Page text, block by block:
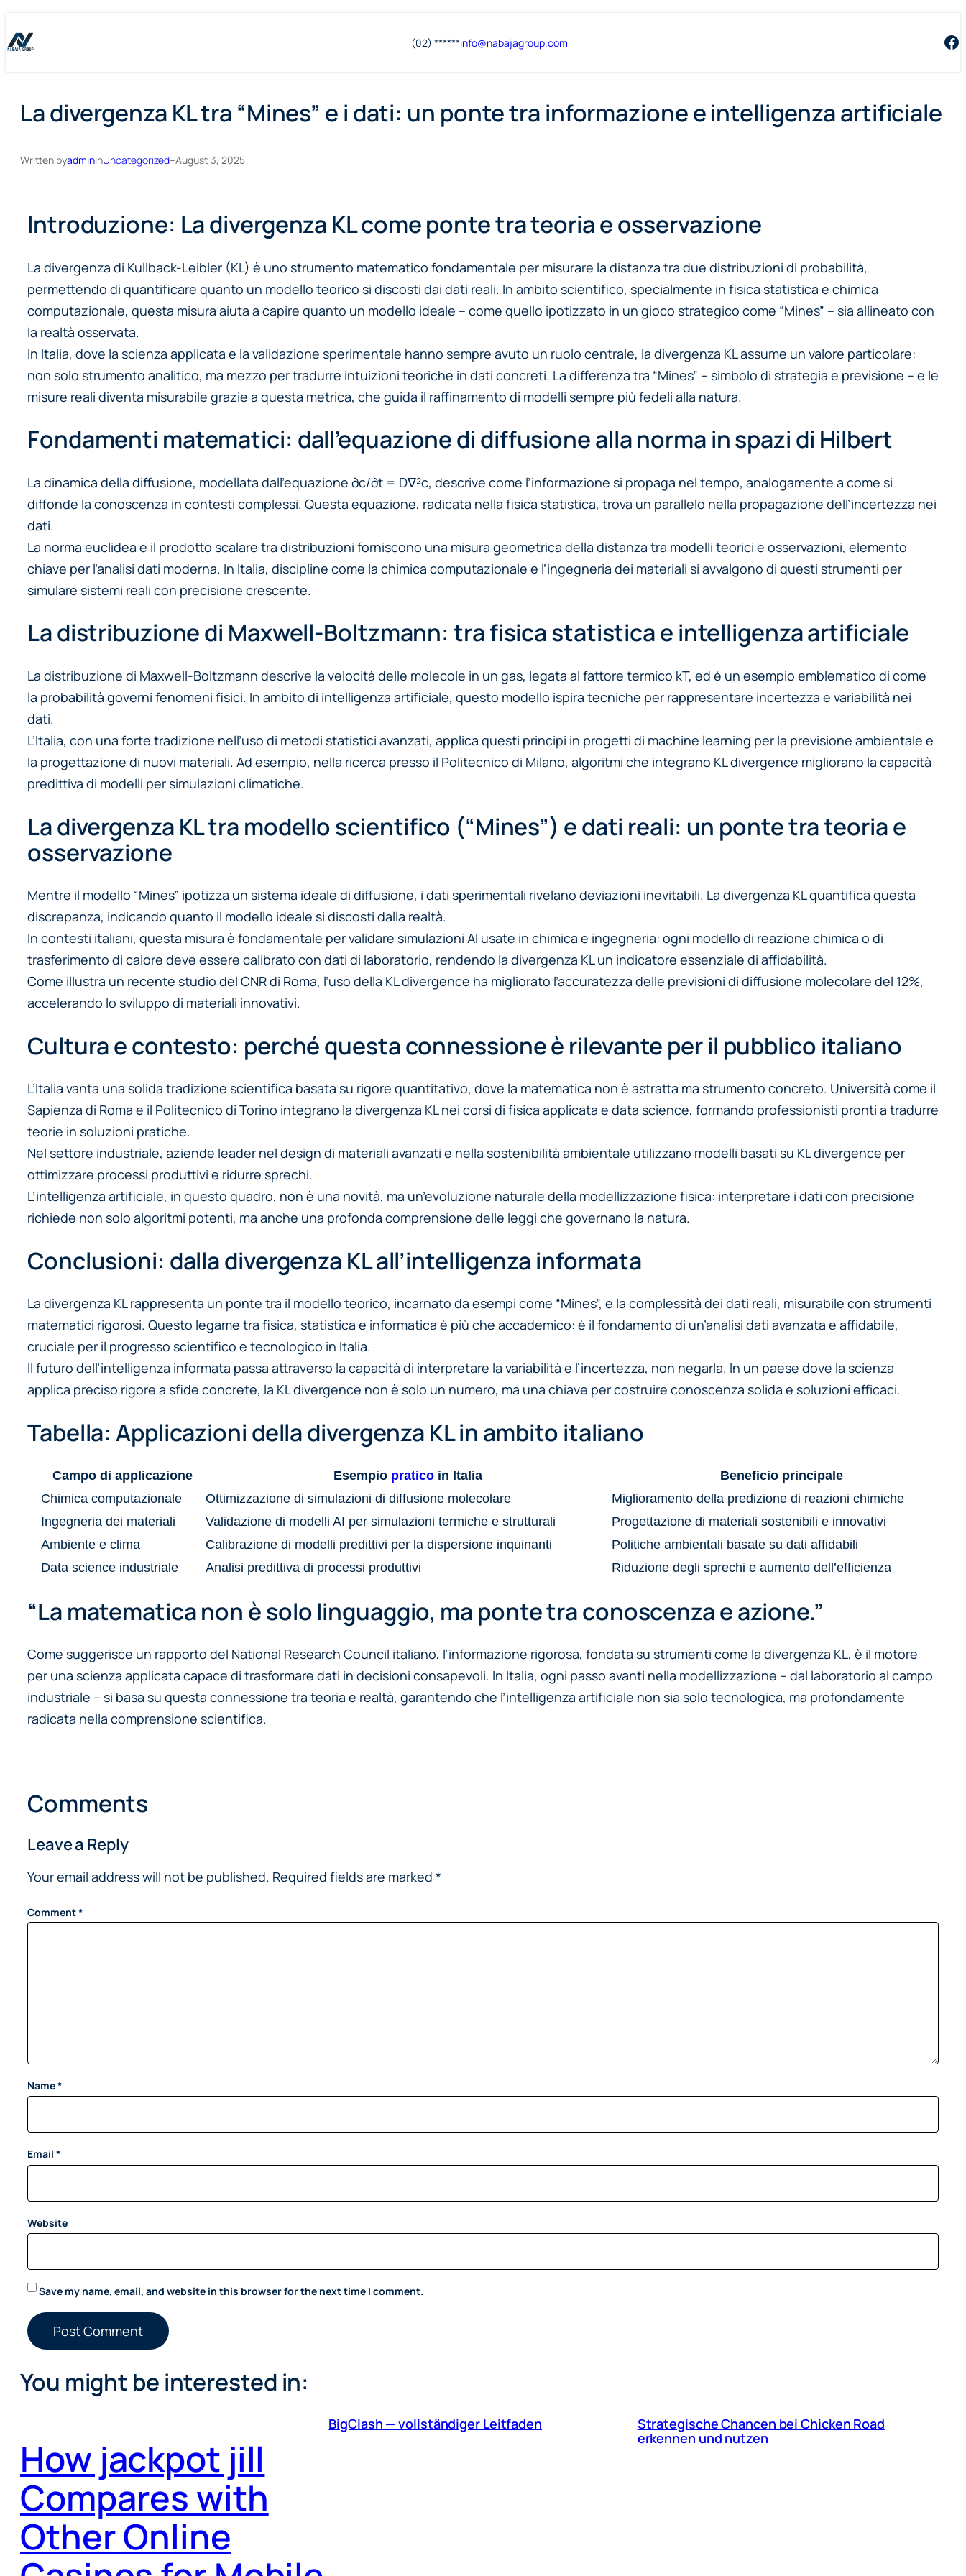
toto
(02) ******info@nabajagroup.com
La divergenza KL tra “Mines” e i dati: un ponte tra informazione e intelligenza artificiale
Written byadmininUncategorized–August 3, 2025
Introduzione: La divergenza KL come ponte tra teoria e osservazione
La divergenza di Kullback-Leibler (KL) è uno strumento matematico fondamentale per misurare la distanza tra due distribuzioni di probabilità,
permettendo di quantificare quanto un modello teorico si discosti dai dati reali. In ambito scientifico, specialmente in fisica statistica e chimica
computazionale, questa misura aiuta a capire quanto un modello ideale – come quello ipotizzato in un gioco strategico come “Mines” – sia allineato con
la realtà osservata.
In Italia, dove la scienza applicata e la validazione sperimentale hanno sempre avuto un ruolo centrale, la divergenza KL assume un valore particolare:
non solo strumento analitico, ma mezzo per tradurre intuizioni teoriche in dati concreti. La differenza tra “Mines” – simbolo di strategia e previsione – e le
misure reali diventa misurabile grazie a questa metrica, che guida il raffinamento di modelli sempre più fedeli alla natura.
Fondamenti matematici: dall’equazione di diffusione alla norma in spazi di Hilbert
La dinamica della diffusione, modellata dall’equazione ∂c/∂t = D∇²c, descrive come l’informazione si propaga nel tempo, analogamente a come si
diffonde la conoscenza in contesti complessi. Questa equazione, radicata nella fisica statistica, trova un parallelo nella propagazione dell’incertezza nei
dati.
La norma euclidea e il prodotto scalare tra distribuzioni forniscono una misura geometrica della distanza tra modelli teorici e osservazioni, elemento
chiave per l’analisi dati moderna. In Italia, discipline come la chimica computazionale e l’ingegneria dei materiali si avvalgono di questi strumenti per
simulare sistemi reali con precisione crescente.
La distribuzione di Maxwell-Boltzmann: tra fisica statistica e intelligenza artificiale
La distribuzione di Maxwell-Boltzmann descrive la velocità delle molecole in un gas, legata al fattore termico kT, ed è un esempio emblematico di come
la probabilità governi fenomeni fisici. In ambito di intelligenza artificiale, questo modello ispira tecniche per rappresentare incertezza e variabilità nei
dati.
L’Italia, con una forte tradizione nell’uso di metodi statistici avanzati, applica questi principi in progetti di machine learning per la previsione ambientale e
la progettazione di nuovi materiali. Ad esempio, nella ricerca presso il Politecnico di Milano, algoritmi che integrano KL divergence migliorano la capacità
predittiva di modelli per simulazioni climatiche.
La divergenza KL tra modello scientifico (“Mines”) e dati reali: un ponte tra teoria e
osservazione
Mentre il modello “Mines” ipotizza un sistema ideale di diffusione, i dati sperimentali rivelano deviazioni inevitabili. La divergenza KL quantifica questa
discrepanza, indicando quanto il modello ideale si discosti dalla realtà.
In contesti italiani, questa misura è fondamentale per validare simulazioni AI usate in chimica e ingegneria: ogni modello di reazione chimica o di
trasferimento di calore deve essere calibrato con dati di laboratorio, rendendo la divergenza KL un indicatore essenziale di affidabilità.
Come illustra un recente studio del CNR di Roma, l’uso della KL divergence ha migliorato l’accuratezza delle previsioni di diffusione molecolare del 12%,
accelerando lo sviluppo di materiali innovativi.
Cultura e contesto: perché questa connessione è rilevante per il pubblico italiano
L’Italia vanta una solida tradizione scientifica basata su rigore quantitativo, dove la matematica non è astratta ma strumento concreto. Università come il
Sapienza di Roma e il Politecnico di Torino integrano la divergenza KL nei corsi di fisica applicata e data science, formando professionisti pronti a tradurre
teorie in soluzioni pratiche.
Nel settore industriale, aziende leader nel design di materiali avanzati e nella sostenibilità ambientale utilizzano modelli basati su KL divergence per
ottimizzare processi produttivi e ridurre sprechi.
L’intelligenza artificiale, in questo quadro, non è una novità, ma un’evoluzione naturale della modellizzazione fisica: interpretare i dati con precisione
richiede non solo algoritmi potenti, ma anche una profonda comprensione delle leggi che governano la natura.
Conclusioni: dalla divergenza KL all’intelligenza informata
La divergenza KL rappresenta un ponte tra il modello teorico, incarnato da esempi come “Mines”, e la complessità dei dati reali, misurabile con strumenti
matematici rigorosi. Questo legame tra fisica, statistica e informatica è più che accademico: è il fondamento di un’analisi dati avanzata e affidabile,
cruciale per il progresso scientifico e tecnologico in Italia.
Il futuro dell’intelligenza informata passa attraverso la capacità di interpretare la variabilità e l’incertezza, non negarla. In un paese dove la scienza
applica preciso rigore a sfide concrete, la KL divergence non è solo un numero, ma una chiave per costruire conoscenza solida e soluzioni efficaci.
Tabella: Applicazioni della divergenza KL in ambito italiano
Campo di applicazione Esempio pratico in Italia
Beneficio principale
Chimica computazionale
Ottimizzazione di simulazioni di diffusione molecolare
Miglioramento della predizione di reazioni chimiche
Ingegneria dei materiali
Validazione di modelli AI per simulazioni termiche e strutturali
Progettazione di materiali sostenibili e innovativi
Ambiente e clima
Calibrazione di modelli predittivi per la dispersione inquinanti
Politiche ambientali basate su dati affidabili
Data science industriale
Analisi predittiva di processi produttivi Riduzione degli sprechi e aumento dell’efficienza
“La matematica non è solo linguaggio, ma ponte tra conoscenza e azione.”
Come suggerisce un rapporto del National Research Council italiano, l’informazione rigorosa, fondata su strumenti come la divergenza KL, è il motore
per una scienza applicata capace di trasformare dati in decisioni consapevoli. In Italia, ogni passo avanti nella modellizzazione – dal laboratorio al campo
industriale – si basa su questa connessione tra teoria e realtà, garantendo che l’intelligenza artificiale non sia solo tecnologica, ma profondamente
radicata nella comprensione scientifica.
Comments
Leave a Reply
Your email address will not be published. Required fields are marked *
Comment*
Name*
Email *
Website
Save my name, email, and website in this browser for the next time I comment.
You might be interested in:
How jackpot jill
Compares with
Other Online
BigClash — vollständiger Leitfaden
Strategische Chancen bei Chicken Road
erkennen und nutzen